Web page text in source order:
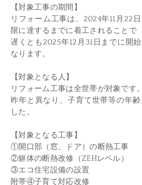
【対象工事の期間】
リフォーム工事は、2024年11月22
限に達するまでに着工されることで
遅くとも2025年12月31日までに開
なります。
【対象となる人】
リフォーム工事は全世帯が対象です。
昨年と異なり、子育て世帯等の年
した。
【対象となる工事】
①開口部（窓、ドア）の断熱工事
②躯体の断熱改修（ZEHレベル）
③エコ住宅設備の設置
附帯④子育て対応改修